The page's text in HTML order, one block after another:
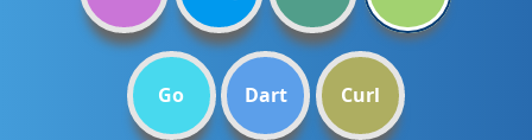
Go Dart Curl